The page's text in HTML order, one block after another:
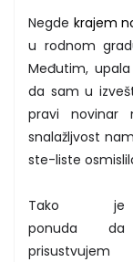
Negde krajem
u rodnom
Međutim,
da sam u
pravi
snalažljvost
ste-liste
Tako je
ponuda da
prisustvujem